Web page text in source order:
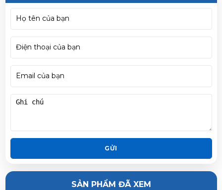
GỬI
SẢN PHẨM ĐÃ XEM